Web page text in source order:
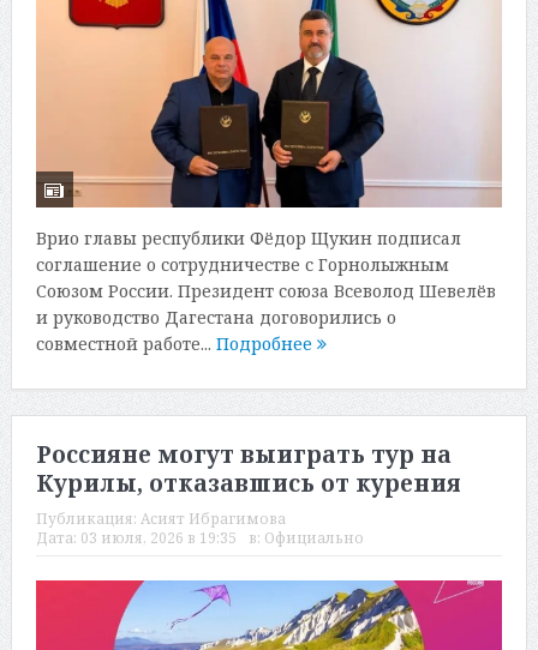
Врио главы республики Фёдор Щукин подписал
соглашение о сотрудничестве с Горнолыжным
Союзом России. Президент союза Всеволод Шевелёв
и руководство Дагестана договорились о
совместной работе... Подробнее
Россияне могут выиграть тур на
Курилы, отказавшись от курения
Публикация: Асият Ибрагимова
Дата: 03 июля, 2026 в 19:35 в: Официально